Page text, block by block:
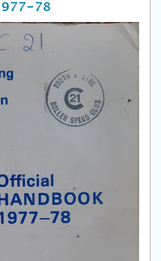
78